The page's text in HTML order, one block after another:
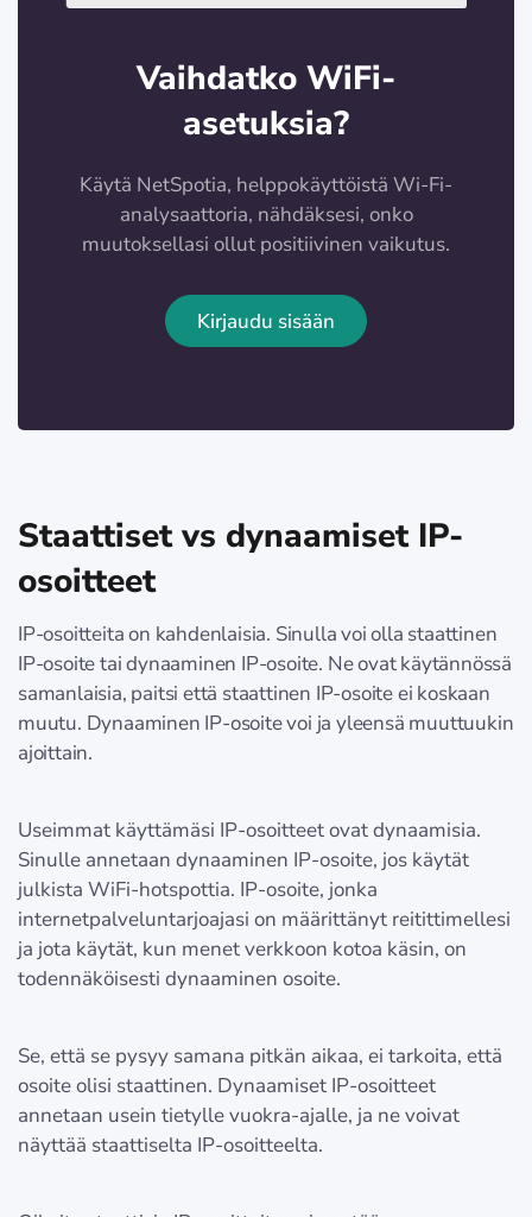
Vaihdatko WiFi-
asetuksia?
Käytä NetSpotia, helppokäyttöistä Wi-Fi-
analysaattoria, nähdäksesi, onko
muutoksellasi ollut positiivinen vaikutus.
Kirjaudu sisään
Staattiset vs dynaamiset IP-
osoitteet
IP-osoitteita on kahdenlaisia. Sinulla voi olla staattinen
IP-osoite tai dynaaminen IP-osoite. Ne ovat käytännössä
samanlaisia, paitsi että staattinen IP-osoite ei koskaan
muutu. Dynaaminen IP-osoite voi ja yleensä muuttuukin
ajoittain.
Useimmat käyttämäsi IP-osoitteet ovat dynaamisia.
Sinulle annetaan dynaaminen IP-osoite, jos käytät
julkista WiFi-hotspottia. IP-osoite, jonka
internetpalveluntarjoajasi on määrittänyt reitittimellesi
ja jota käytät, kun menet verkkoon kotoa käsin, on
todennäköisesti dynaaminen osoite.
Se, että se pysyy samana pitkän aikaa, ei tarkoita, että
osoite olisi staattinen. Dynaamiset IP-osoitteet
annetaan usein tietylle vuokra-ajalle, ja ne voivat
näyttää staattiselta IP-osoitteelta.